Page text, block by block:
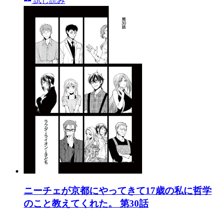
ニーチェが京都にやってきて17歳の私に哲学
のこと教えてくれた。 第30話